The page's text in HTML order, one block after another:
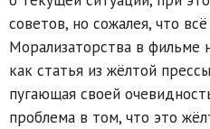
советов, но сожалея, что
Морализаторства в фильме
как статья из жёлтой
пугающая своей
проблема в том, что это